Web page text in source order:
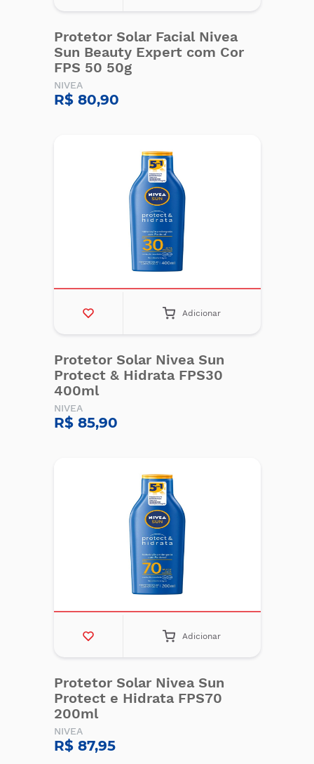
Protetor Solar Facial Nivea
Sun Beauty Expert com Cor
FPS 50 50g
NIVEA
R$ 80,90
Adicionar
Protetor Solar Nivea Sun
Protect & Hidrata FPS30
400ml
NIVEA
R$ 85,90
Adicionar
Protetor Solar Nivea Sun
Protect e Hidrata FPS70
200ml
NIVEA
R$ 87,95